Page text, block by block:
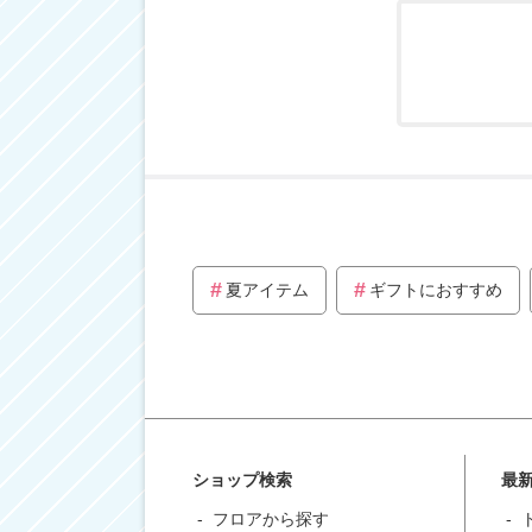
夏アイテム ギフトにおすすめ
ショップ検索
フロアから探す
最